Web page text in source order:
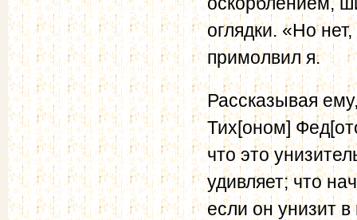
оглядки. «Но
примолвил я.
Рассказывая
Тих[оном]
что это
удивляет; что
если он унизит